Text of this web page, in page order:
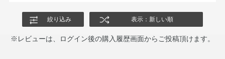
絞り込み 表示：新しい順
※レビューは、ログイン後の購入履歴画面からご投稿頂けます。